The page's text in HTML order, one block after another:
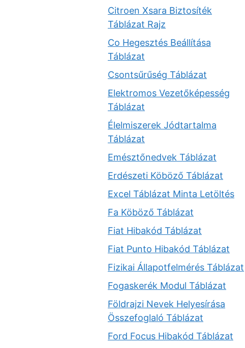
Citroen Xsara Biztosíték
Táblázat Rajz
Co Hegesztés Beállítása
Táblázat
Csontsűrűség Táblázat
Elektromos Vezetőképesség
Táblázat
Élelmiszerek Jódtartalma
Táblázat
Emésztőnedvek Táblázat
Erdészeti Köböző Táblázat
Excel Táblázat Minta Letöltés
Fa Köböző Táblázat
Fiat Hibakód Táblázat
Fiat Punto Hibakód Táblázat
Fizikai Állapotfelmérés Táblázat
Fogaskerék Modul Táblázat
Földrajzi Nevek Helyesírása
Összefoglaló Táblázat
Ford Focus Hibakód Táblázat